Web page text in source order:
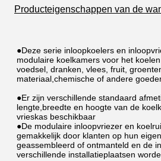
Producteigenschappen van de
●Deze serie inloopkoelers en
modulaire koelkamers voor het
voedsel, dranken, vlees, fruit,
materiaal,chemische of andere
●Er zijn verschillende standaard
lengte,breedte en hoogte van de
vrieskas beschikbaar
●De modulaire inloopvriezer en
gemakkelijk door klanten op hun
geassembleerd of ontmanteld en de
verschillende installatieplaatsen